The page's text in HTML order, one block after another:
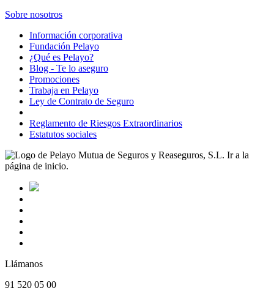
Sobre nosotros
Información corporativa
Fundación Pelayo
¿Qué es Pelayo?
Blog - Te lo aseguro
Promociones
Trabaja en Pelayo
Ley de Contrato de Seguro
Reglamento de Riesgos Extraordinarios
Estatutos sociales
Llámanos
91 520 05 00